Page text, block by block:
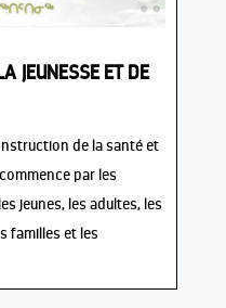
JEUNESSE ET DE
de la santé et
par les
jeunes, les adultes, les
familles et les